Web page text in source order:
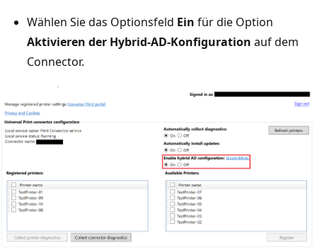
Wählen Sie das Optionsfeld Ein für die Option
Aktivieren der Hybrid-AD-Konfiguration auf dem
Connector.